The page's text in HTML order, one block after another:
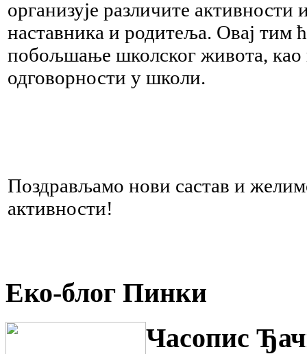
организује различите
наставника и родитеља. Овај тим
побољшање школског живота, као
одговорности у школи.
Поздрављамо нови састав и
активности!
Еко-блог Пинки
Часопис